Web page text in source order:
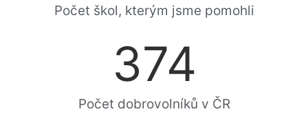
Počet škol, kterým jsme pomohli
Počet dobrovolníků v ČR
374